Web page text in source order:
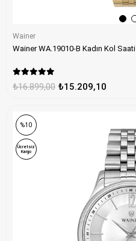
Wainer
Wainer WA.19010-B Kadın Kol Saati
₺15.209,10
₺16.899,00
%10
Ücretsiz
Kargo